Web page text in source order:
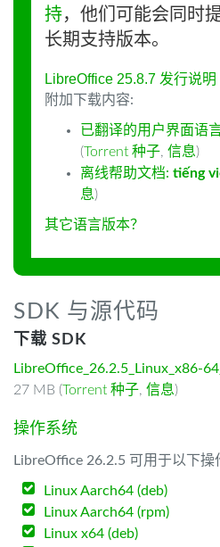
持，他们可能会同时
长期支持版本。
LibreOffice 25.8.7 发行说明
附加下载内容:
已翻译的用户界面语
(Torrent 种子, 信息)
离线帮助文档: tiếng
息)
其它语言版本？
SDK 与源代码
下载 SDK
LibreOffice_26.2.5_Linux_x86-
27 MB (Torrent 种子, 信息)
操作系统
LibreOffice 26.2.5 可用于以下操
Linux Aarch64 (deb)
Linux Aarch64 (rpm)
Linux x64 (deb)